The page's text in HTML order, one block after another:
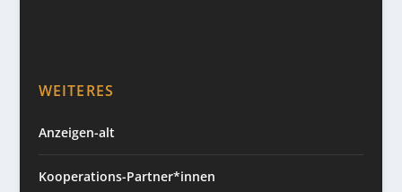
WEITERES
Anzeigen-alt
Kooperations-Partner*innen